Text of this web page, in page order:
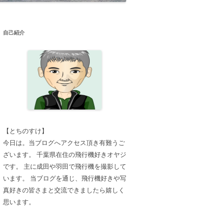
自己紹介
【とちのすけ】
今日は。当ブログへアクセス頂き有難うご
ざいます。 千葉県在住の飛行機好きオヤジ
です。 主に成田や羽田で飛行機を撮影して
います。 当ブログを通じ、飛行機好きや写
真好きの皆さまと交流できましたら嬉しく
思います。